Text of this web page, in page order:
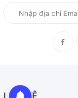
LIÊN HỆ